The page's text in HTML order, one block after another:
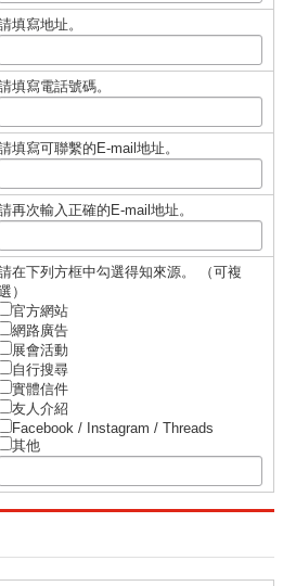
填寫地址。
填寫電話號碼。
填寫可聯繫的E-mail地址。
再次輸入正確的E-mail地址。
在下列⽅框中勾選得知來源。 （可複
）
官⽅網站
網路廣告
展會活動
⾃⾏搜尋
實體信件
友⼈介紹
Facebook / Instagram / Threads
其他